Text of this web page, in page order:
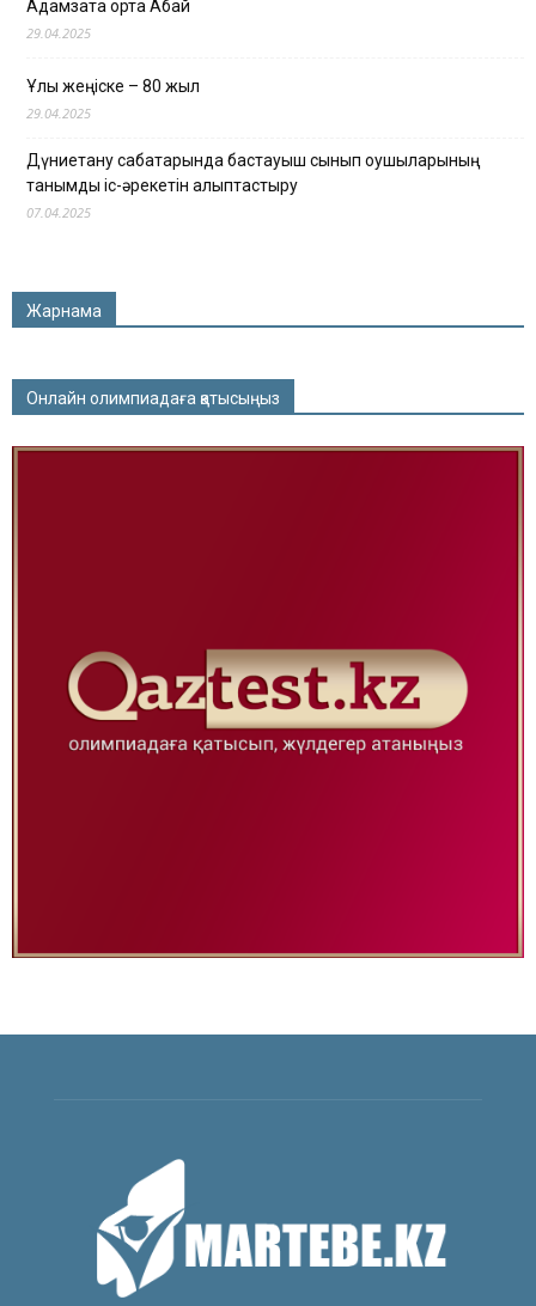
Адамзатқа ортақ Абай
29.04.2025
Ұлы жеңіске – 80 жыл
29.04.2025
Дүниетану сабақтарында бастауыш сынып оқушыларының
танымдық іс-әрекетін қалыптастыру
07.04.2025
Жарнама
Онлайн олимпиадаға қатысыңыз